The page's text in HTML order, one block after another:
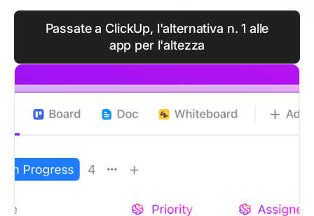
Passate a ClickUp, l'alternativa n. 1 alle
app per l'altezza